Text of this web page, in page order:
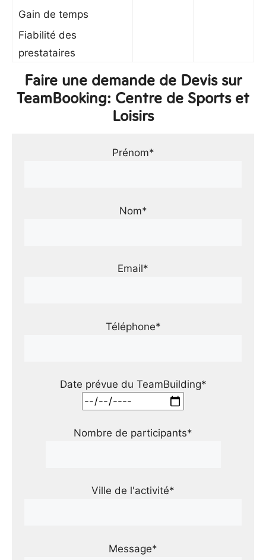
Gain de temps
Fiabilité des
prestataires
Faire une demande de Devis sur
TeamBooking: Centre de Sports et
Loisirs
Prénom*
Nom*
Email*
Téléphone*
Date prévue du TeamBuilding*
Nombre de participants*
Ville de l'activité*
Message*